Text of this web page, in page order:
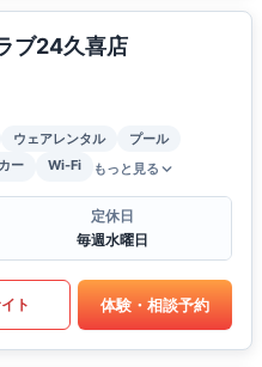
ブ24久喜店
ウェアレンタル
プール
ー Wi-Fi もっと見る
定休日
毎週水曜日
ト 体験・相談予約